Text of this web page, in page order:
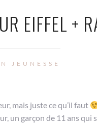
EIFFEL +
JEUNESSE
mais juste ce qu’il faut
un garçon de 11 ans qui